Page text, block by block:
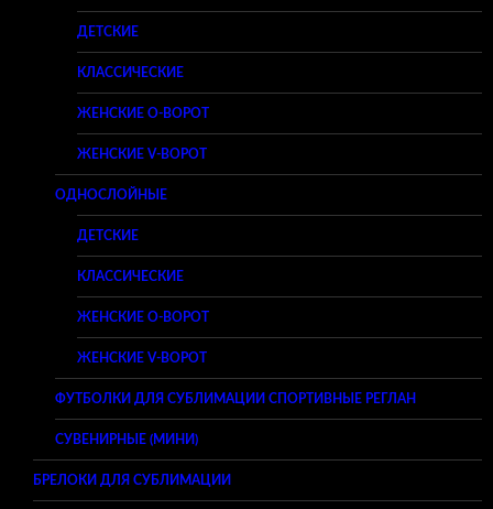
ДЕТСКИЕ
КЛАССИЧЕСКИЕ
ЖЕНСКИЕ O-ВОРОТ
ЖЕНСКИЕ V-ВОРОТ
ОДНОСЛОЙНЫЕ
ДЕТСКИЕ
КЛАССИЧЕСКИЕ
ЖЕНСКИЕ O-ВОРОТ
ЖЕНСКИЕ V-ВОРОТ
ФУТБОЛКИ ДЛЯ СУБЛИМАЦИИ СПОРТИВНЫЕ РЕГЛАН
СУВЕНИРНЫЕ (МИНИ)
БРЕЛОКИ ДЛЯ СУБЛИМАЦИИ